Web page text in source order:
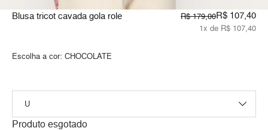
Blusa tricot cavada gola role R$ 179,00R$ 107,40
1x de R$ 107,40
Escolha a cor: CHOCOLATE
Produto esgotado